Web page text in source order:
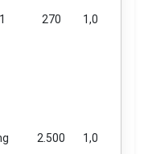
270 1,0
2.500 1,0